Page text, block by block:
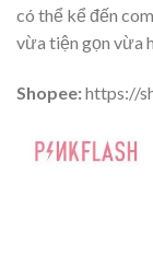
có thể kể đến
vừa tiện gọn vừa
Shopee:https://